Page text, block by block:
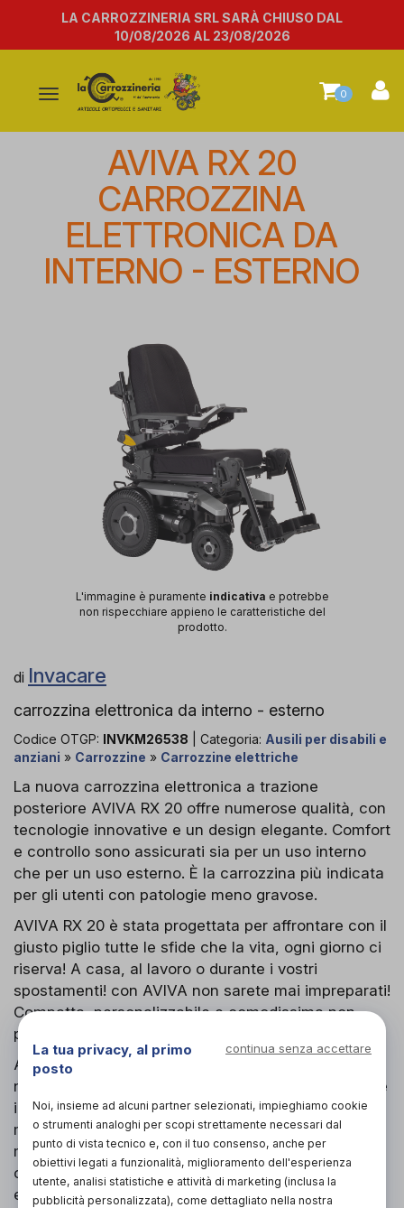
LA CARROZZINERIA SRL SARÀ CHIUSO DAL
10/08/2026 AL 23/08/2026
Attiva/disattiva
navigazione
0
AVIVA RX 20
CARROZZINA
ELETTRONICA DA
INTERNO - ESTERNO
L'immagine è puramente indicativa e potrebbe
non rispecchiare appieno le caratteristiche del
prodotto.
di Invacare
carrozzina elettronica da interno - esterno
Codice OTGP: INVKM26538 | Categoria: Ausili per disabili e
anziani » Carrozzine » Carrozzine elettriche
La nuova carrozzina elettronica a trazione
posteriore AVIVA RX 20 offre numerose qualità, con
tecnologie innovative e un design elegante. Comfort
e controllo sono assicurati sia per un uso interno
che per un uso esterno. È la carrozzina più indicata
per gli utenti con patologie meno gravose.
AVIVA RX 20 è stata progettata per affrontare con il
giusto piglio tutte le sfide che la vita, ogni giorno ci
riserva! A casa, al lavoro o durante i vostri
spostamenti! con AVIVA non sarete mai impreparati!
Compatta, personalizzabile e comodissima non
potremmo desiderare di più!
Ancora più sicurezza con AVIVA RX 20, grazie al
nuovo potente kit luci AXENDO è possibile viaggiare
in tutta sicurezza anche al calar della sera. I fari
montati sulla carrozzina hanno una potenza
maggiore rispetto a quelli attualmente in
commercio, e consentono all’utente di vedere e di
essere visto meglio.
La tua privacy, al primo
posto
continua senza accettare
Noi, insieme ad alcuni partner selezionati, impieghiamo cookie
o strumenti analoghi per scopi strettamente necessari dal
punto di vista tecnico e, con il tuo consenso, anche per
obiettivi legati a funzionalità, miglioramento dell'esperienza
utente, analisi statistiche e attività di marketing (inclusa la
pubblicità personalizzata), come dettagliato nella nostra